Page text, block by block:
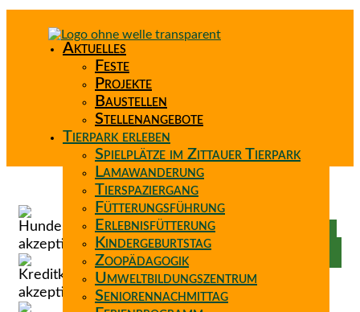
Aktuelles
Feste
Projekte
Baustellen
Stellenangebote
Tierpark erleben
Spielplätze im Zittauer Tierpark
Lamawanderung
Tierspaziergang
Fütterungsführung
Erlebnisfütterung
Kindergeburtstag
Zoopädagogik
Umweltbildungszentrum
Seniorennachmittag